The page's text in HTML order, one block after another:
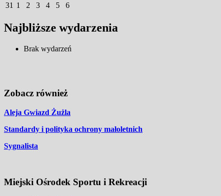
31 1 2 3 4 5 6
Najbliższe wydarzenia
Brak wydarzeń
Zobacz również
Aleja Gwiazd Żużla
Standardy i polityka ochrony małoletnich
Sygnalista
Miejski Ośrodek Sportu i Rekreacji